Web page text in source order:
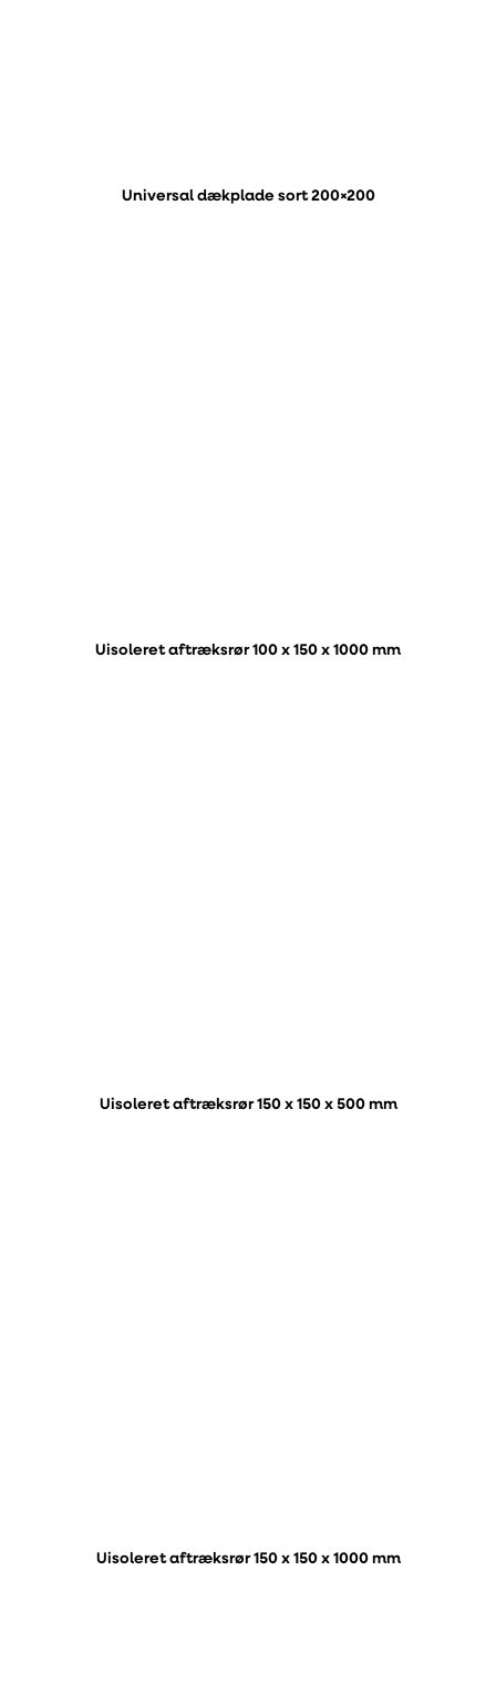
Universal dækplade sort 200×200
Uisoleret aftræksrør 100 x 150 x 1000 mm
Uisoleret aftræksrør 150 x 150 x 500 mm
Uisoleret aftræksrør 150 x 150 x 1000 mm